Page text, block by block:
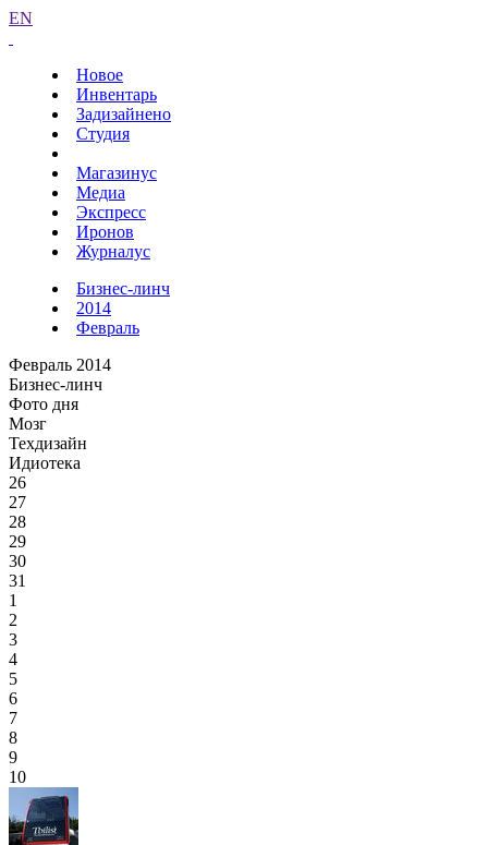
EN
Новое
Инвентарь
Задизайнено
Студия
Магазинус
Медиа
Экспресс
Иронов
Журналус
Бизнес-линч
2014
Февраль
Февраль 2014
Бизнес-линч
Фото дня
Мозг
Техдизайн
Идиотека
26
27
28
29
30
31
1
2
3
4
5
6
7
8
9
10